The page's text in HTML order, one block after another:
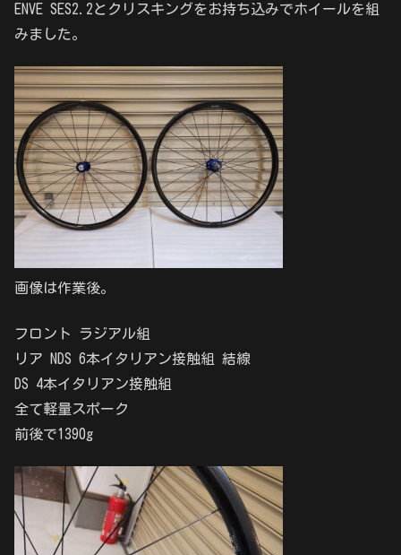
ENVE SES2.2とクリスキングをお持ち込みでホイールを組
みました。
画像は作業後。
フロント ラジアル組
リア NDS 6本イタリアン接触組 結線
DS 4本イタリアン接触組
全て軽量スポーク
前後で1390g